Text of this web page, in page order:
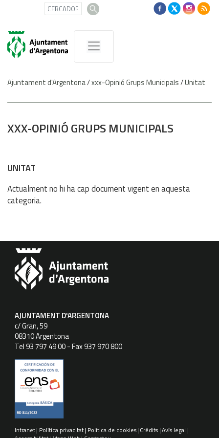
Ajuntament d'Argentona/xxx-Opinió Grups Municipals/Unitat
XXX-OPINIÓ GRUPS MUNICIPALS
UNITAT
Actualment no hi ha cap document vigent en aquesta
categoria.
AJUNTAMENT D'ARGENTONA
c/ Gran, 59
08310 Argentona
Tel 93 797 49 00 - Fax 937 970 800
Intranet Política privacitat Política de cookies Crèdits Avís legal